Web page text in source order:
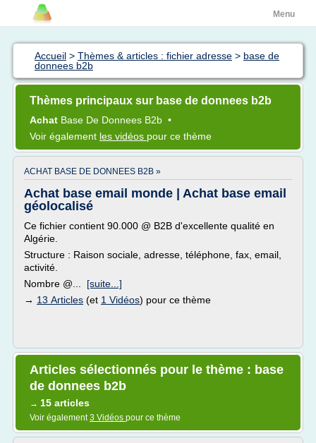
Menu
Accueil > Thèmes & articles : fichier adresse > base de
donnees b2b
Thèmes principaux sur base de donnees b2b
Achat Base De Donnees B2b •
Voir également les vidéos pour ce thème
ACHAT BASE DE DONNEES B2B »
Achat base email monde | Achat base email
géolocalisé
Ce fichier contient 90.000 @ B2B d'excellente qualité en
Algérie.
Structure : Raison sociale, adresse, téléphone, fax, email,
activité.
Nombre @... [suite...]
→ 13 Articles (et 1 Vidéos) pour ce thème
Articles sélectionnés pour le thème : base
de donnees b2b
→ 15 articles
Voir également3 Vidéos pour ce thème